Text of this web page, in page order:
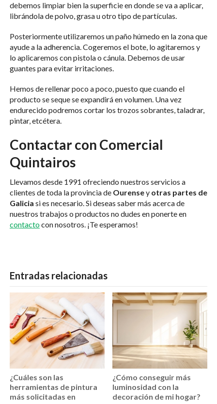
debemos limpiar bien la superficie en donde se va a aplicar,
librándola de polvo, grasa u otro tipo de partículas.
Posteriormente utilizaremos un paño húmedo en la zona que
ayude a la adherencia. Cogeremos el bote, lo agitaremos y
lo aplicaremos con pistola o cánula. Debemos de usar
guantes para evitar irritaciones.
Hemos de rellenar poco a poco, puesto que cuando el
producto se seque se expandirá en volumen. Una vez
endurecido podremos cortar los trozos sobrantes, taladrar,
pintar, etcétera.
Contactar con Comercial
Quintairos
Llevamos desde 1991 ofreciendo nuestros servicios a
clientes de toda la provincia de Ourensey otras partes de
Galicia si es necesario. Si deseas saber más acerca de
nuestros trabajos o productos no dudes en ponerte en
contactocon nosotros. ¡Te esperamos!
Entradas relacionadas
¿Cuáles son las
herramientas de pintura
más solicitadas en
¿Cómo conseguir más
luminosidad con la
decoración de mi hogar?